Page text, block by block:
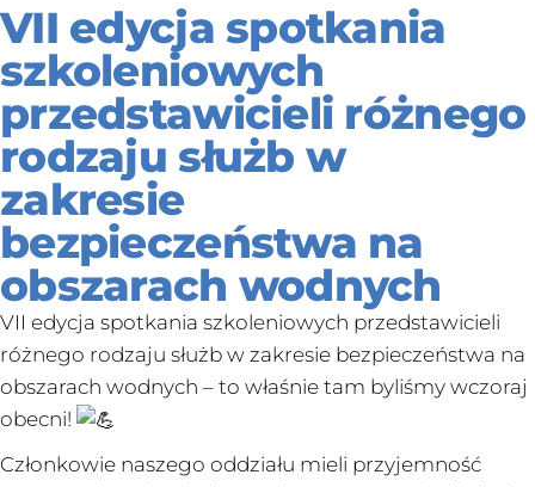
VII edycja spotkania
szkoleniowych
przedstawicieli różnego
rodzaju służb w
zakresie
bezpieczeństwa na
obszarach wodnych
VII edycja spotkania szkoleniowych przedstawicieli
różnego rodzaju służb w zakresie bezpieczeństwa na
obszarach wodnych – to właśnie tam byliśmy wczoraj
obecni!
Członkowie naszego oddziału mieli przyjemność